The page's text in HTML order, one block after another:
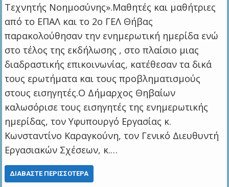
Τεχνητής Νοημοσύνης».Μαθητές και μαθήτριες
από το ΕΠΑΛ και το 2ο ΓΕΛ Θήβας
παρακολούθησαν την ενημερωτική ημερίδα ενώ
στο τέλος της εκδήλωσης , στο πλαίσιο μιας
διαδραστικής επικοινωνίας, κατέθεσαν τα δικά
τους ερωτήματα και τους προβληματισμούς
στους εισηγητές.Ο Δήμαρχος Θηβαίων
καλωσόρισε τους εισηγητές της ενημερωτικής
ημερίδας, τον Υφυπουργό Εργασίας κ.
Κωνσταντίνο Καραγκούνη, τον Γενικό Διευθυντή
Εργασιακών Σχέσεων, κ.…
ΔΙΑΒΆΣΤΕ ΠΕΡΙΣΣΌΤΕΡΑ